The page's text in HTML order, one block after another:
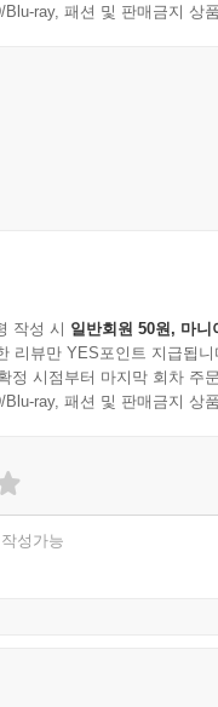
존할 때 스스로 하도록
는 주제나 놀이는 20분 이
행동이 이동하면 바로 주
동에 대해서는 바로 훈육
무엇을 고민하고 실천
Blu-ray, 패션 및 판매금지 상
작성 시 일반회원 50원, 마니
리뷰만 YES포인트 지급됩니
정 시점부터 마지막 회차 주
Blu-ray, 패션 및 판매금지 상
성가능